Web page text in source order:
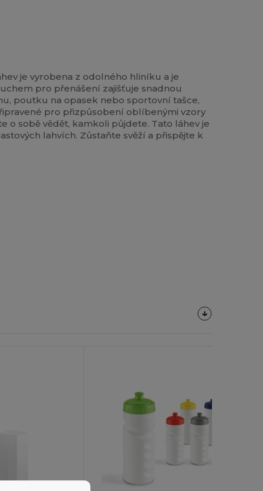
je vyrobena z odolného hliníku a je
pro přenášení zajišťuje snadnou
poutku na opasek nebo sportovní tašce,
pro přizpůsobení oblíbenými vzory
o sobě vědět, kamkoli půjdete. Tato láhev je
lahvích. Zůstaňte svěží a přispějte k